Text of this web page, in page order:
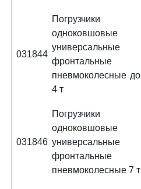
031844
Погрузчики
одноковшовые
универсальные
фронтальные
пневмоколесные до
4 т
031846
Погрузчики
одноковшовые
универсальные
фронтальные
пневмоколесные 7 т